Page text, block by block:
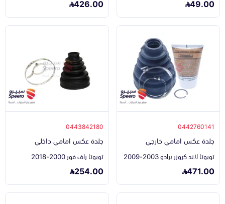
0442760141
جلدة عكس امامي خارجي
تويوتا لاند كروزر برادو 2003-2009
471.00
0443842180
جلدة عكس امامي داخلي
تويوتا راف فور 2000-2018
254.00